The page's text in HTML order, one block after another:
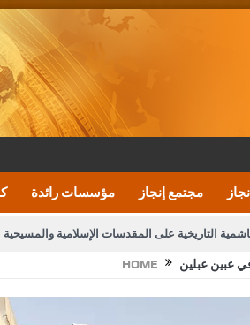
مؤسسات رائدة مجتمع إنجاز
التاريخية على المقدسات الإسلامية والمسيحية
النواب يقر مشروع تعديل قانون الملكية
القاضي يلتقي رؤساء منصة خدمة العلم
HOME عبين عبلين